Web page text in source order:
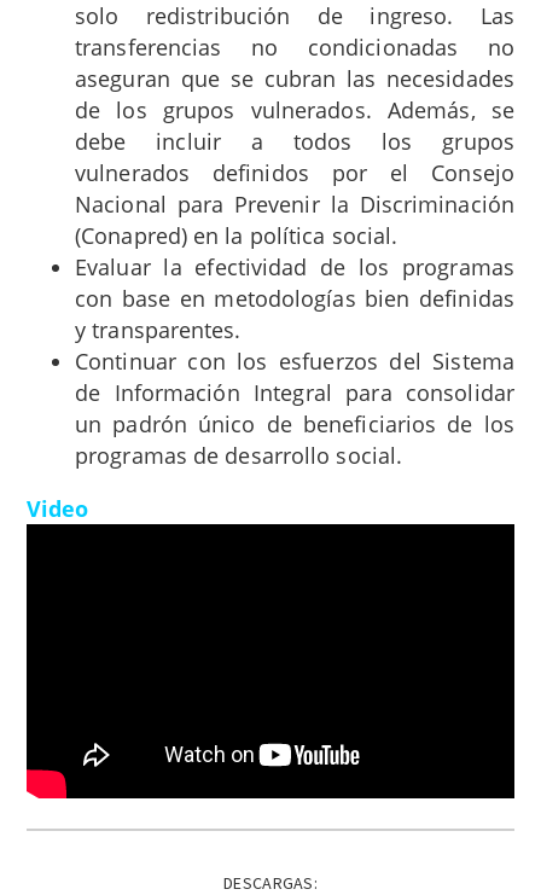
solo redistribución de ingreso. Las
transferencias no condicionadas no
aseguran que se cubran las necesidades
de los grupos vulnerados. Además, se
debe incluir a todos los grupos
vulnerados definidos por el Consejo
Nacional para Prevenir la Discriminación
(Conapred) en la política social.
Evaluar la efectividad de los programas
con base en metodologías bien definidas
y transparentes.
Continuar con los esfuerzos del Sistema
de Información Integral para consolidar
un padrón único de beneficiarios de los
programas de desarrollo social.
Video
DESCARGAS: